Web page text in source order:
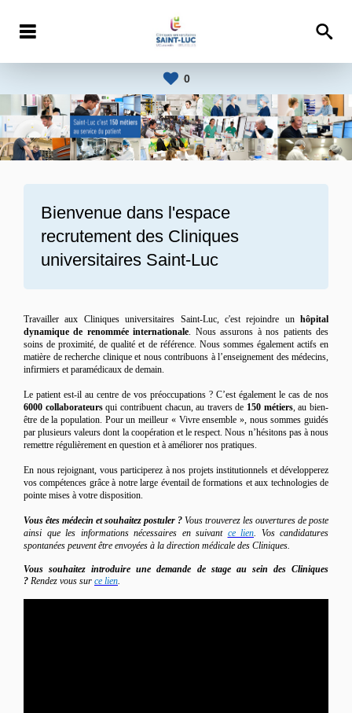
0
Bienvenue dans l'espace
recrutement des Cliniques
universitaires Saint-Luc
Travailler aux Cliniques universitaires Saint-Luc, c'est rejoindre un hôpital
dynamique de renommée internationale. Nous assurons à nos patients des
soins de proximité, de qualité et de référence. Nous sommes également actifs en
matière de recherche clinique et nous contribuons à l’enseignement des médecins,
infirmiers et paramédicaux de demain.
Le patient est-il au centre de vos préoccupations ? C’est également le cas de nos
6000 collaborateursqui contribuent chacun, au travers de 150 métiers, au bien-
être de la population. Pour un meilleur « Vivre ensemble », nous sommes guidés
par plusieurs valeurs dont la coopération et le respect. Nous n’hésitons pas à nous
remettre régulièrement en question et à améliorer nos pratiques.
En nous rejoignant, vous participerez à nos projets institutionnels et développerez
vos compétences grâce à notre large éventail de formations et aux technologies de
pointe mises à votre disposition.
Vous êtes médecin et souhaitez postuler ? Vous trouverez les ouvertures de poste
ainsi que les informations nécessaires en suivant ce lien. Vos candidatures
spontanées peuvent être envoyées à la direction médicale des Cliniques.
Vous souhaitez introduire une demande de stage au sein des Cliniques
? Rendez vous sur ce lien.